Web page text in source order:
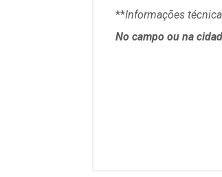
**Informações
No campo ou na